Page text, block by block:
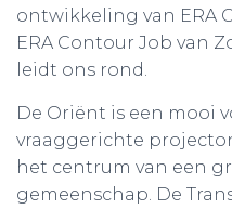
ontwikkeling van ERA
ERA Contour Job van
leidt ons rond.
De Oriënt is een mooi
vraaggerichte
het centrum van een
gemeenschap. De